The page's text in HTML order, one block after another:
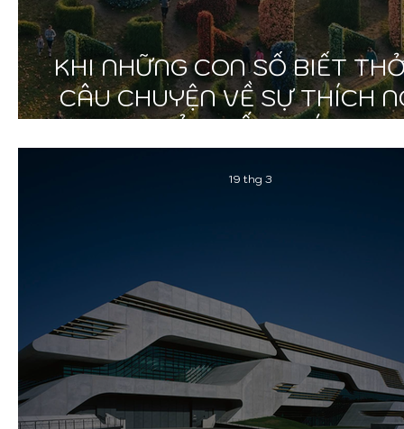
KHI NHỮNG CON SỐ BIẾT
CÂU CHUYỆN VỀ SỰ THÍCH
CỦA KIẾN TRÚC
19 thg 3